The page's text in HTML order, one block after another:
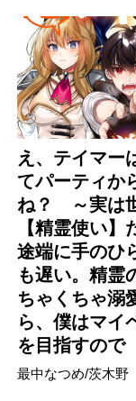
え、テイマー
てパーティか
ね？ ～実は
【精霊使い】
途端に手のひ
も遅い。精霊
ちゃくちゃ溺
ら、僕はマイ
を目指すので
最中なつめ/茨木野